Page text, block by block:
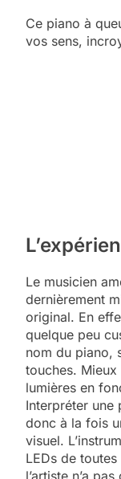
Ce piano à
vos sens,
Le musicien
dernièrement
original. En
quelque peu
nom du piano,
touches.
lumières en
Interpréter une
donc à la fois
visuel.
LEDs de
l’artiste n’a